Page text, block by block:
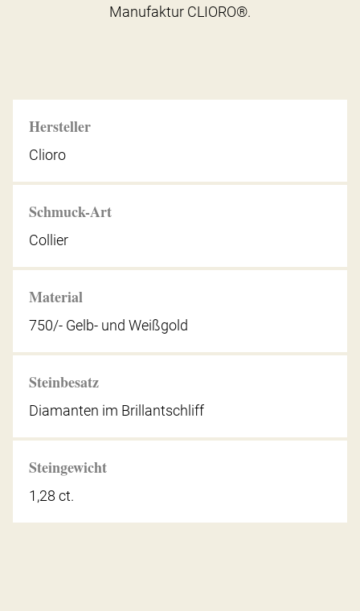
Hersteller
Clioro
Schmuck-Art
Collier
Material
750/- Gelb- und Weißgold
Steinbesatz
Diamanten im Brillantschliff
Steingewicht
1,28 ct.
Manufaktur CLIORO®.